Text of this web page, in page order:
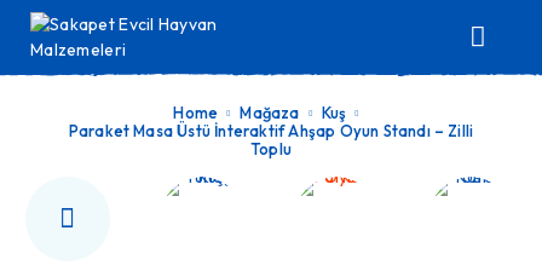
Home Mağaza
Kuş
Paraket Masa Üstü İnteraktif Ahşap Oyun Standı – Zilli
Toplu